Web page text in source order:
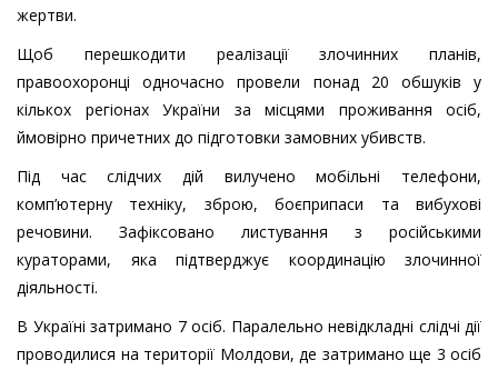
жертви.
Щоб перешкодити реалізації злочинних планів,
правоохоронці одночасно провели понад 20 обшуків у
кількох регіонах України за місцями проживання осіб,
ймовірно причетних до підготовки замовних убивств.
Під час слідчих дій вилучено мобільні телефони,
комп’ютерну техніку, зброю, боєприпаси та вибухові
речовини. Зафіксовано листування з російськими
кураторами, яка підтверджує координацію злочинної
діяльності.
В Україні затримано 7 осіб. Паралельно невідкладні слідчі дії
проводилися на території Молдови, де затримано ще 3 осіб